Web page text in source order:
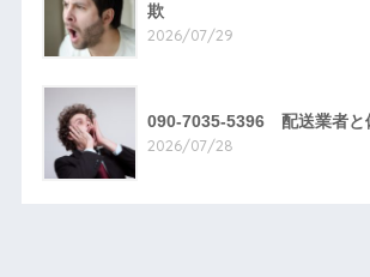
欺
2026/07/29
090-7035-5396 配送業者と
2026/07/28